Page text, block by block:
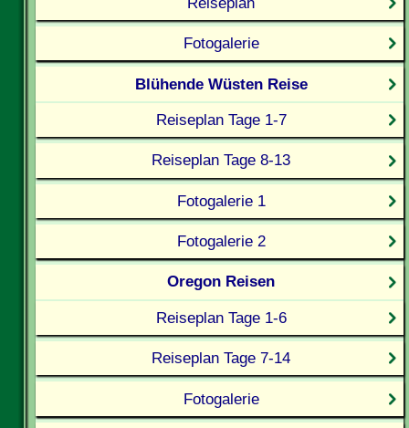
Fotogalerie
Blühende Wüsten Reise
Reiseplan Tage 1-7
Reiseplan Tage 8-13
Fotogalerie 1
Fotogalerie 2
Oregon Reisen
Reiseplan Tage 1-6
Reiseplan Tage 7-14
Fotogalerie